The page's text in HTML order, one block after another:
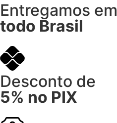
Entregamos em
todo Brasil
Desconto de
5% no PIX